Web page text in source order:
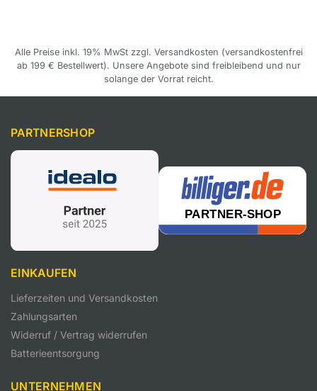
Alle Preise inkl. 19% MwSt zzgl. Versandkosten (versandkostenfrei
ab 199 € Bestellwert). Unsere Angebote sind freibleibend und nur
solange der Vorrat reicht.
PARTNERSHOP
EINKAUFEN
Lieferzeiten und Versandkosten
Zahlungsarten
Widerruf / Vertrag widerrufen
Batterieentsorgung
UNTERNEHMEN